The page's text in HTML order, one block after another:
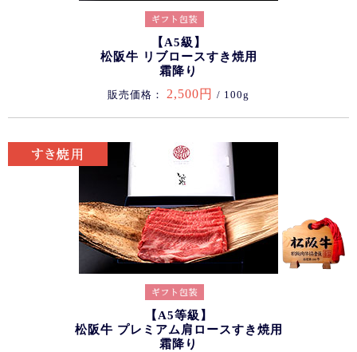
【A5級】
松阪牛 リブロースすき焼用
霜降り
販売価格： 2,500円 / 100g
【A5等級】
松阪牛 プレミアム肩ロースすき焼用
霜降り